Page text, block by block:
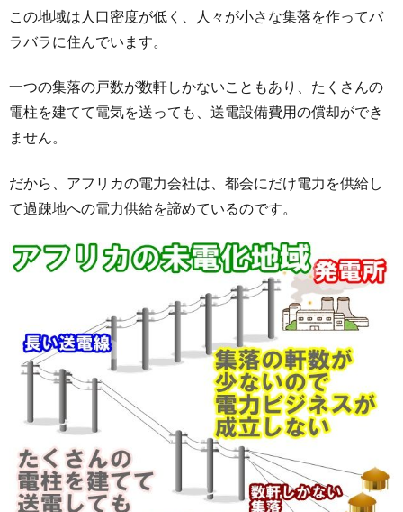
この地域は人口密度が低く、人々が小さな集落を作ってバ
ラバラに住んでいます。
一つの集落の戸数が数軒しかないこともあり、たくさんの
電柱を建てて電気を送っても、送電設備費用の償却ができ
ません。
だから、アフリカの電力会社は、都会にだけ電力を供給し
て過疎地への電力供給を諦めているのです。